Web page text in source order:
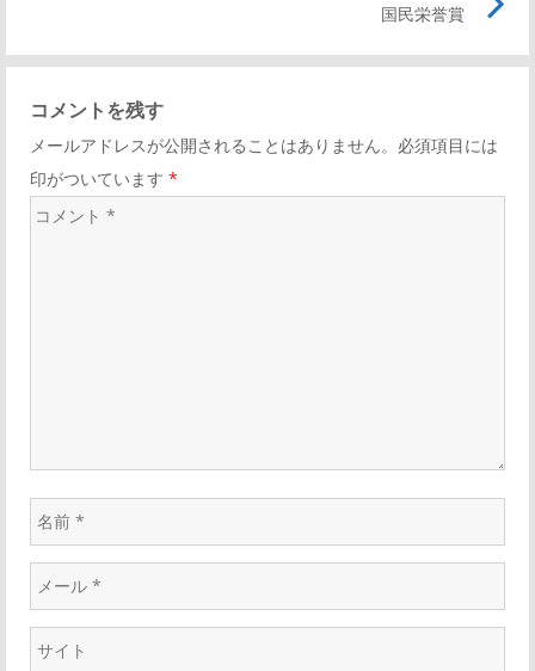
国民栄誉賞
コメントを残す
メールアドレスが公開されることはありません。必須項目には
印がついています *